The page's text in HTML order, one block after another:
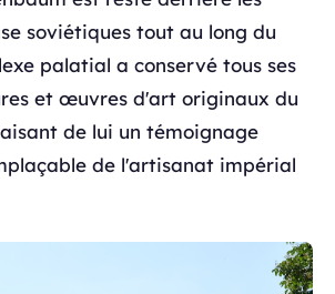
soviétiques tout au long du
palatial a conservé tous ses
et œuvres d'art originaux du
de lui un témoignage
de l'artisanat impérial